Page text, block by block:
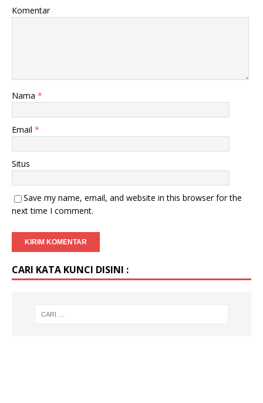
Komentar
Nama *
Email *
Situs
Save my name, email, and website in this browser for the
next time I comment.
CARI KATA KUNCI DISINI :